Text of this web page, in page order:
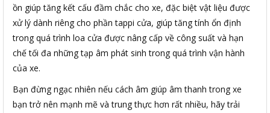
ồn giúp tăng kết cấu đầm chắc cho xe, đặc biệt vật liệu được
xử lý dành riêng cho phần tappi cửa, giúp tăng tính ổn định
trong quá trình loa cửa được nâng cấp về công suất và hạn
chế tối đa những tạp âm phát sinh trong quá trình vận hành
của xe.
Bạn đừng ngạc nhiên nếu cách âm giúp âm thanh trong xe
bạn trở nên mạnh mẽ và trung thực hơn rất nhiều, hãy trải